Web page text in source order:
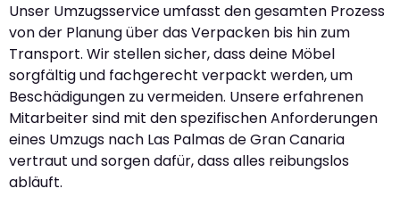
Unser Umzugsservice umfasst den gesamten Prozess
von der Planung über das Verpacken bis hin zum
Transport. Wir stellen sicher, dass deine Möbel
sorgfältig und fachgerecht verpackt werden, um
Beschädigungen zu vermeiden. Unsere erfahrenen
Mitarbeiter sind mit den spezifischen Anforderungen
eines Umzugs nach Las Palmas de Gran Canaria
vertraut und sorgen dafür, dass alles reibungslos
abläuft.